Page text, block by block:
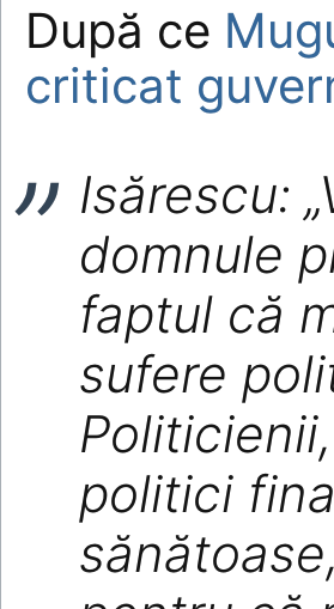
După ce
criticat
Isărescu:
domnule
faptul că
sufere
politici